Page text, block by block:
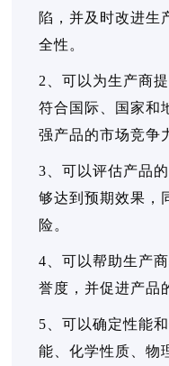
陷，并及时改进生
全性。
2、可以为生产商
符合国际、国家和
强产品的市场竞争
3、可以评估产品
够达到预期效果，
险。
4、可以帮助生产
誉度，并促进产品
5、可以确定性能
能、化学性质、物